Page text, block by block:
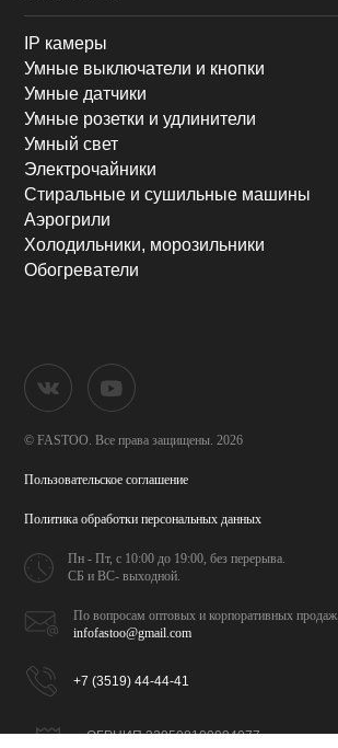
IP камеры
Умные выключатели и кнопки
Умные датчики
Умные розетки и удлинители
Умный свет
Электрочайники
Стиральные и сушильные машины
Аэрогрили
Холодильники, морозильники
Обогреватели
© FASTOO. Все права защищены. 2026
Пользовательское соглашение
Политика обработкиперсональных данных
Пн - Пт, с 10:00 до 19:00,без перерыва.
СБ и ВС- выходной.
По вопросам оптовых икорпоративных продаж
infofastoo@gmail.com
+7 (3519) 44-44-41
ОГРНИП 320508100094077